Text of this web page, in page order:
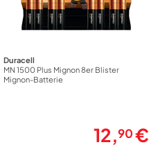
Duracell
MN 1500 Plus Mignon 8er Blister
Mignon-Batterie
12,90€